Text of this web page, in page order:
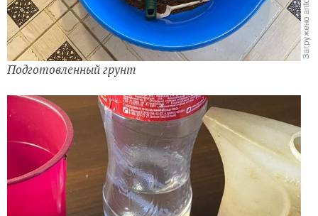
Подготовленный грунт